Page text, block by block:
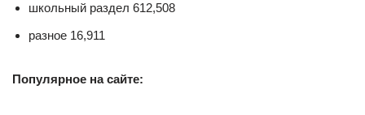
школьный раздел 612,508
разное 16,911
Популярное на сайте: